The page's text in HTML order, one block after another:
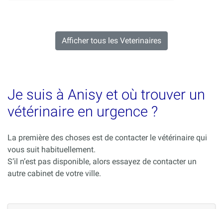
Afficher tous les Veterinaires
Je suis à Anisy et où trouver un
vétérinaire en urgence ?
La première des choses est de contacter le vétérinaire qui
vous suit habituellement.
S’il n’est pas disponible, alors essayez de contacter un
autre cabinet de votre ville.